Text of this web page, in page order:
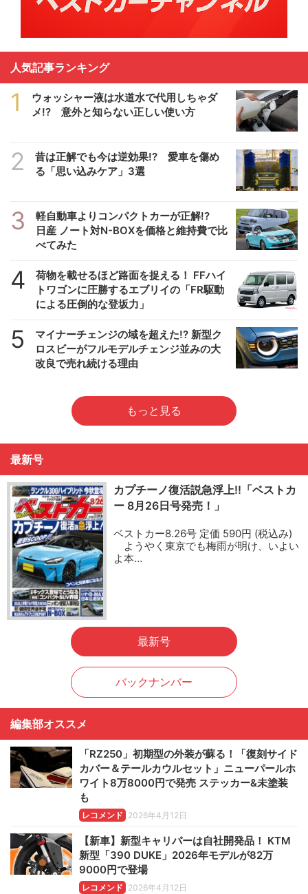
人気記事ランキング
1
ウォッシャー液は水道水で代用しちゃダ
メ!? 意外と知らない正しい使い方
2
昔は正解でも今は逆効果!? 愛車を傷め
る「思い込みケア」3選
3
軽自動車よりコンパクトカーが正解!?
日産 ノート対N-BOXを価格と維持費で比
べてみた
4
荷物を載せるほど路面を捉える！ FFハイ
トワゴンに圧勝するエブリイの「FR駆動
による圧倒的な登坂力」
5
マイナーチェンジの域を超えた!? 新型ク
ロスビーがフルモデルチェンジ並みの大
改良で売れ続ける理由
もっと見る
最新号
カプチーノ復活説急浮上!!「ベストカ
ー 8月26日号発売！」
ベストカー8.26号 定価 590円 (税込み)
ようやく東京でも梅雨が明け、いよい
よ本…
最新号
バックナンバー
編集部オススメ
「RZ250」初期型の外装が蘇る！「復刻サイド
カバー＆テールカウルセット」ニューパールホ
ワイト8万8000円で発売 ステッカー&未塗装
も
レコメンド 2026年4月12日
【新車】新型キャリパーは自社開発品！ KTM
新型「390 DUKE」2026年モデルが82万
9000円で登場
レコメンド 2026年4月12日